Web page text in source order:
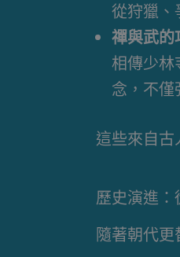
從狩獵、
禪與武的
相傳少林
念，不僅
這些來自
歷史演進
隨著朝代